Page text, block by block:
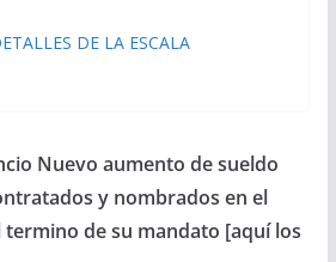
DE LA ESCALA
Nuevo aumento de sueldo
y nombrados en el
termino de su mandato [aquí los